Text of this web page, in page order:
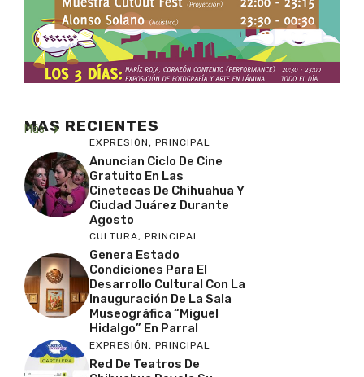
MAS RECIENTES
Más
EXPRESIÓN, PRINCIPAL
Anuncian Ciclo De Cine
Gratuito En Las
Cinetecas De Chihuahua Y
Ciudad Juárez Durante
Agosto
CULTURA, PRINCIPAL
Genera Estado
Condiciones Para El
Desarrollo Cultural Con La
Inauguración De La Sala
Museográfica “Miguel
Hidalgo” En Parral
EXPRESIÓN , PRINCIPAL
Red De Teatros De